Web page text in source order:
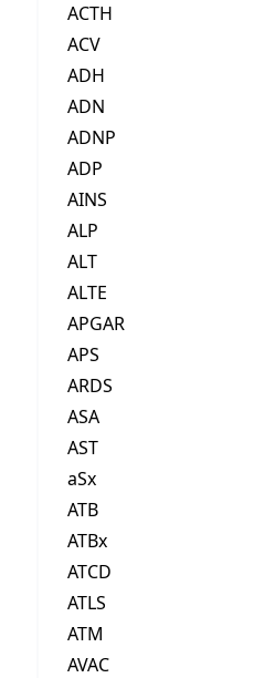
ACTH
ACV
ADH
ADN
ADNP
ADP
AINS
ALP
ALT
ALTE
APGAR
APS
ARDS
ASA
AST
aSx
ATB
ATBx
ATCD
ATLS
ATM
AVAC